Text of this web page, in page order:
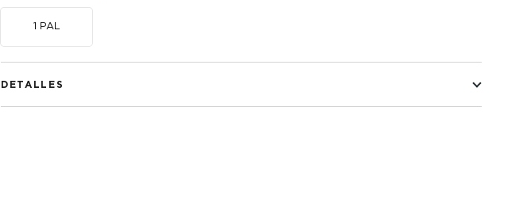
1 PAL
DETALLES